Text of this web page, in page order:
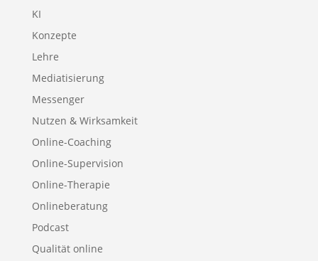
KI
Konzepte
Lehre
Mediatisierung
Messenger
Nutzen & Wirksamkeit
Online-Coaching
Online-Supervision
Online-Therapie
Onlineberatung
Podcast
Qualität online